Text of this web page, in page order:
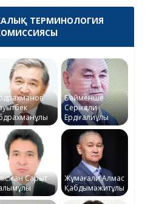
ТЕРМИНОЛОГИЯ
Байменше
Серікқали
Ердіғалиұлы
Сарқыт
Жұмағали Алмас
Қабдымәжитұлы